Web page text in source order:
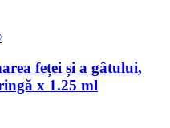
feței și a gâtului,
x 1.25 ml